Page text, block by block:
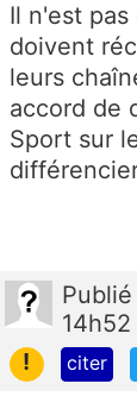
Il n'est
doivent
leurs
accord de
Sport sur
Publié
14h52
!
citer